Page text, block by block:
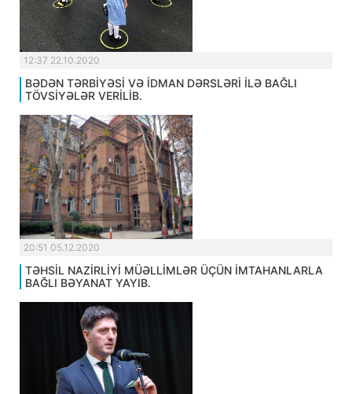
12:37 22.10.2020
BƏDƏN TƏRBİYƏSİ VƏ İDMAN DƏRSLƏRİ İLƏ BAĞLI
TÖVSİYƏLƏR VERİLİB.
20:51 05.12.2020
TƏHSİL NAZİRLİYİ MÜƏLLİMLƏR ÜÇÜN İMTAHANLARLA
BAĞLI BƏYANAT YAYIB.